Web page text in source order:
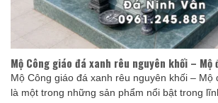
Mộ Công giáo đá xanh rêu nguyên khối – Mộ
Mộ Công giáo đá xanh rêu nguyên khối – Mộ
là một trong những sản phẩm nổi bật trong